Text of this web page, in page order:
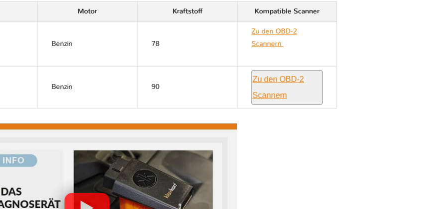
Motor Kraftstoff Kompatible Scanner
Benzin 78
Zu den OBD-2
Scannern
Benzin 90
Zu den OBD-2
Scannern